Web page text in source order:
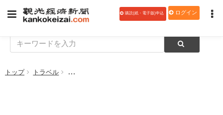
購読(紙・電子版)申込 ログイン
トップ トラベル AirX、農園リゾート「THE FARM」とヘリコプター